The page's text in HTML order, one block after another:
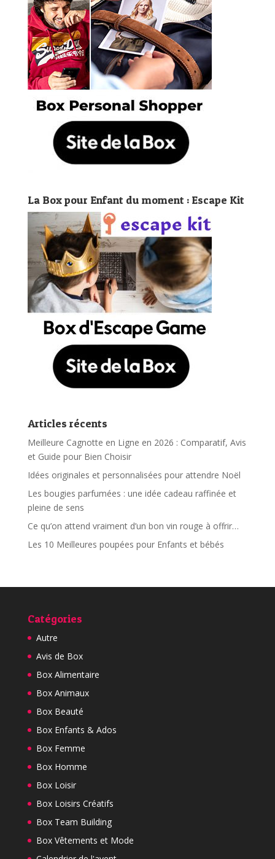
La Box pour Enfant du moment : Escape Kit
Articles récents
Meilleure Cagnotte en Ligne en 2026 : Comparatif, Avis
et Guide pour Bien Choisir
Idées originales et personnalisées pour attendre Noël
Les bougies parfumées : une idée cadeau raffinée et
pleine de sens
Ce qu’on attend vraiment d’un bon vin rouge à offrir…
Les 10 Meilleures poupées pour Enfants et bébés
Catégories
Autre
Avis de Box
Box Alimentaire
Box Animaux
Box Beauté
Box Enfants & Ados
Box Femme
Box Homme
Box Loisir
Box Loisirs Créatifs
Box Team Building
Box Vêtements et Mode